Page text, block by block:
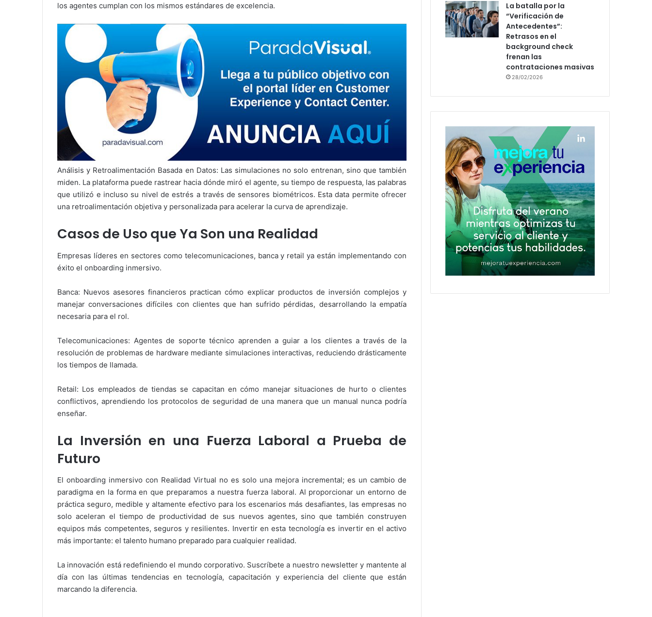
los agentes cumplan con los mismos estándares de excelencia.
Análisis y Retroalimentación Basada en Datos: Las simulaciones no solo entrenan, sino que también
miden. La plataforma puede rastrear hacia dónde miró el agente, su tiempo de respuesta, las palabras
que utilizó e incluso su nivel de estrés a través de sensores biométricos. Esta data permite ofrecer
una retroalimentación objetiva y personalizada para acelerar la curva de aprendizaje.
Casos de Uso que Ya Son una Realidad
Empresas líderes en sectores como telecomunicaciones, banca y retail ya están implementando con
éxito el onboarding inmersivo.
Banca: Nuevos asesores financieros practican cómo explicar productos de inversión complejos y
manejar conversaciones difíciles con clientes que han sufrido pérdidas, desarrollando la empatía
necesaria para el rol.
Telecomunicaciones: Agentes de soporte técnico aprenden a guiar a los clientes a través de la
resolución de problemas de hardware mediante simulaciones interactivas, reduciendo drásticamente
los tiempos de llamada.
Retail: Los empleados de tiendas se capacitan en cómo manejar situaciones de hurto o clientes
conflictivos, aprendiendo los protocolos de seguridad de una manera que un manual nunca podría
enseñar.
La Inversión en una Fuerza Laboral a Prueba de
Futuro
El onboarding inmersivo con Realidad Virtual no es solo una mejora incremental; es un cambio de
paradigma en la forma en que preparamos a nuestra fuerza laboral. Al proporcionar un entorno de
práctica seguro, medible y altamente efectivo para los escenarios más desafiantes, las empresas no
solo aceleran el tiempo de productividad de sus nuevos agentes, sino que también construyen
equipos más competentes, seguros y resilientes. Invertir en esta tecnología es invertir en el activo
más importante: el talento humano preparado para cualquier realidad.
La innovación está redefiniendo el mundo corporativo. Suscríbete a nuestro newsletter y mantente al
día con las últimas tendencias en tecnología, capacitación y experiencia del cliente que están
marcando la diferencia.
La batalla por la
“Verificación de
Antecedentes”:
Retrasos en el
background check
frenan las
contrataciones masivas
28/02/2026